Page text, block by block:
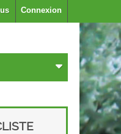
Connexion